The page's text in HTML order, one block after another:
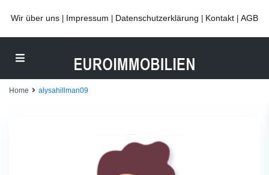
Wir über uns Impressum Datenschutzerklärung Kontakt AGB
Home alysahillman09